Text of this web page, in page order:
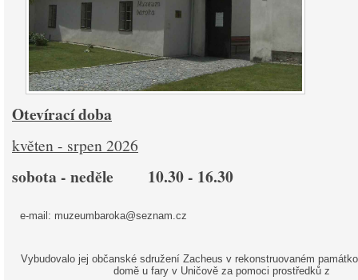
Otevírací doba
květen - srpen 2026
sobota - neděle 10.30 - 16.30
e-mail: muzeumbaroka@seznam.cz
Vybudovalo jej občanské sdružení Zacheus v rekonstruovaném
domě u fary v Uničově za pomoci prostředků z